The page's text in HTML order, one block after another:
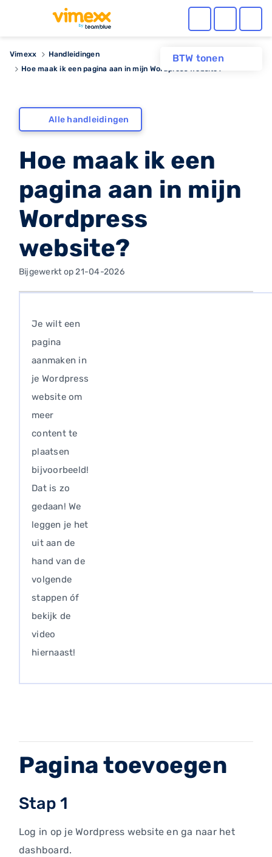
BTW tonen
Vimexx
Handleidingen
Hoe maak ik een pagina aan in mijn Wordpress website?
Alle handleidingen
Hoe maak ik een
pagina aan in mijn
Wordpress
website?
Bijgewerkt op 21-04-2026
Je wilt een
pagina
aanmaken in
je Wordpress
website om
meer
content te
plaatsen
bijvoorbeeld!
Dat is zo
gedaan! We
leggen je het
uit aan de
hand van de
volgende
stappen óf
bekijk de
video
hiernaast!
Pagina toevoegen
Stap 1
Log in op je Wordpress website en ga naar het
dashboard.